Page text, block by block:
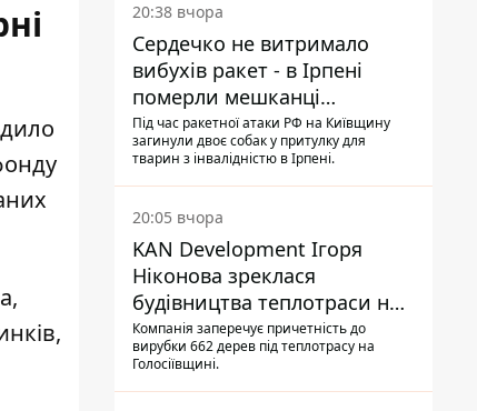
20:38 вчора
Сердечко не витримало
вибухів ракет - в Ірпені
померли мешканці
притулку для собак з
інвалідністю
Під час ракетної атаки РФ на Київщину
загинули двоє собак у притулку для
тварин з інвалідністю в Ірпені.
20:05 вчора
KAN Development Ігоря
Ніконова зреклася
будівництва теплотраси на
Теремках
Компанія заперечує причетність до
вирубки 662 дерев під теплотрасу на
Голосіївщині.